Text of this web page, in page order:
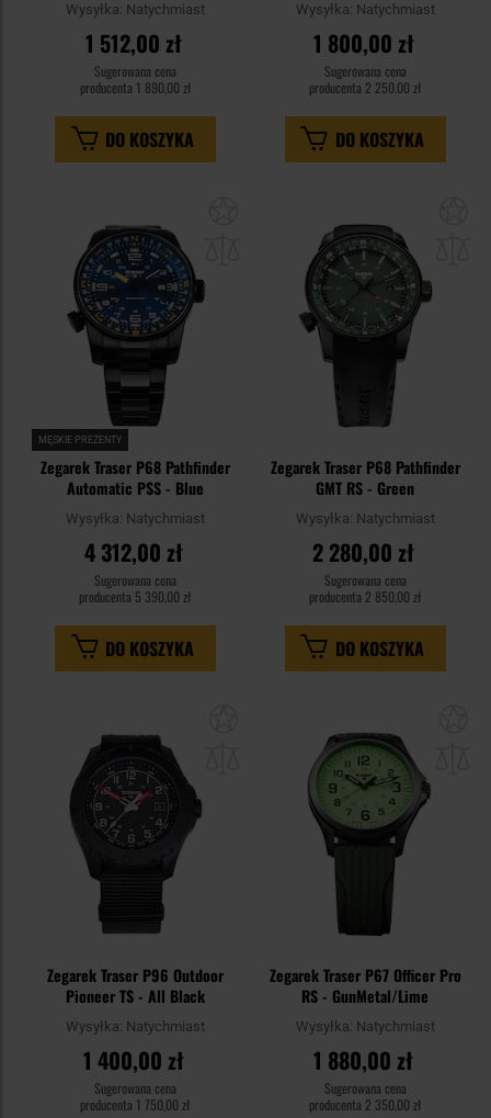
Wysyłka: Natychmiast
1 512,00 zł
Sugerowana cena
producenta 1 890,00 zł
DO KOSZYKA
Wysyłka: Natychmiast
1 800,00 zł
Sugerowana cena
producenta 2 250,00 zł
DO KOSZYKA
schowka
MĘSKIE PREZENTY
Zegarek Traser P68 Pathfinder
Automatic PSS - Blue
Wysyłka: Natychmiast
4 312,00 zł
Sugerowana cena
producenta 5 390,00 zł
DO KOSZYKA
Zegarek Traser P68 Pathfinder
GMT RS - Green
Wysyłka: Natychmiast
2 280,00 zł
Sugerowana cena
producenta 2 850,00 zł
DO KOSZYKA
schowka
Zegarek Traser P96 Outdoor
Pioneer TS - All Black
Wysyłka: Natychmiast
1 400,00 zł
Sugerowana cena
producenta 1 750,00 zł
Zegarek Traser P67 Officer Pro
RS - GunMetal/Lime
Wysyłka: Natychmiast
1 880,00 zł
Sugerowana cena
producenta 2 350,00 zł